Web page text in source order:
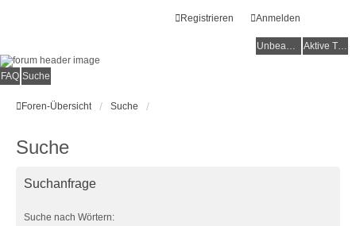
Anmelden
Registrieren
Unbeantwortete Themen Aktive Themen
FAQ Suche
Foren-Übersicht Suche
Suche
Suchanfrage
Suche nach Wörtern: